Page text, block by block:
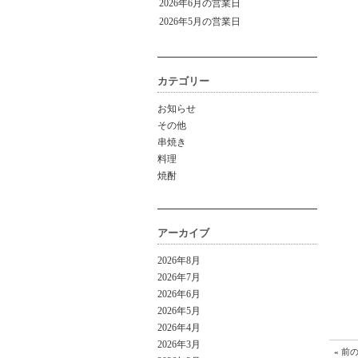
2026年6月の営業日
2026年5月の営業日
カテゴリー
お知らせ
その他
串焼き
料理
焼酎
アーカイブ
2026年8月
2026年7月
2026年6月
2026年5月
2026年4月
2026年3月
« 前